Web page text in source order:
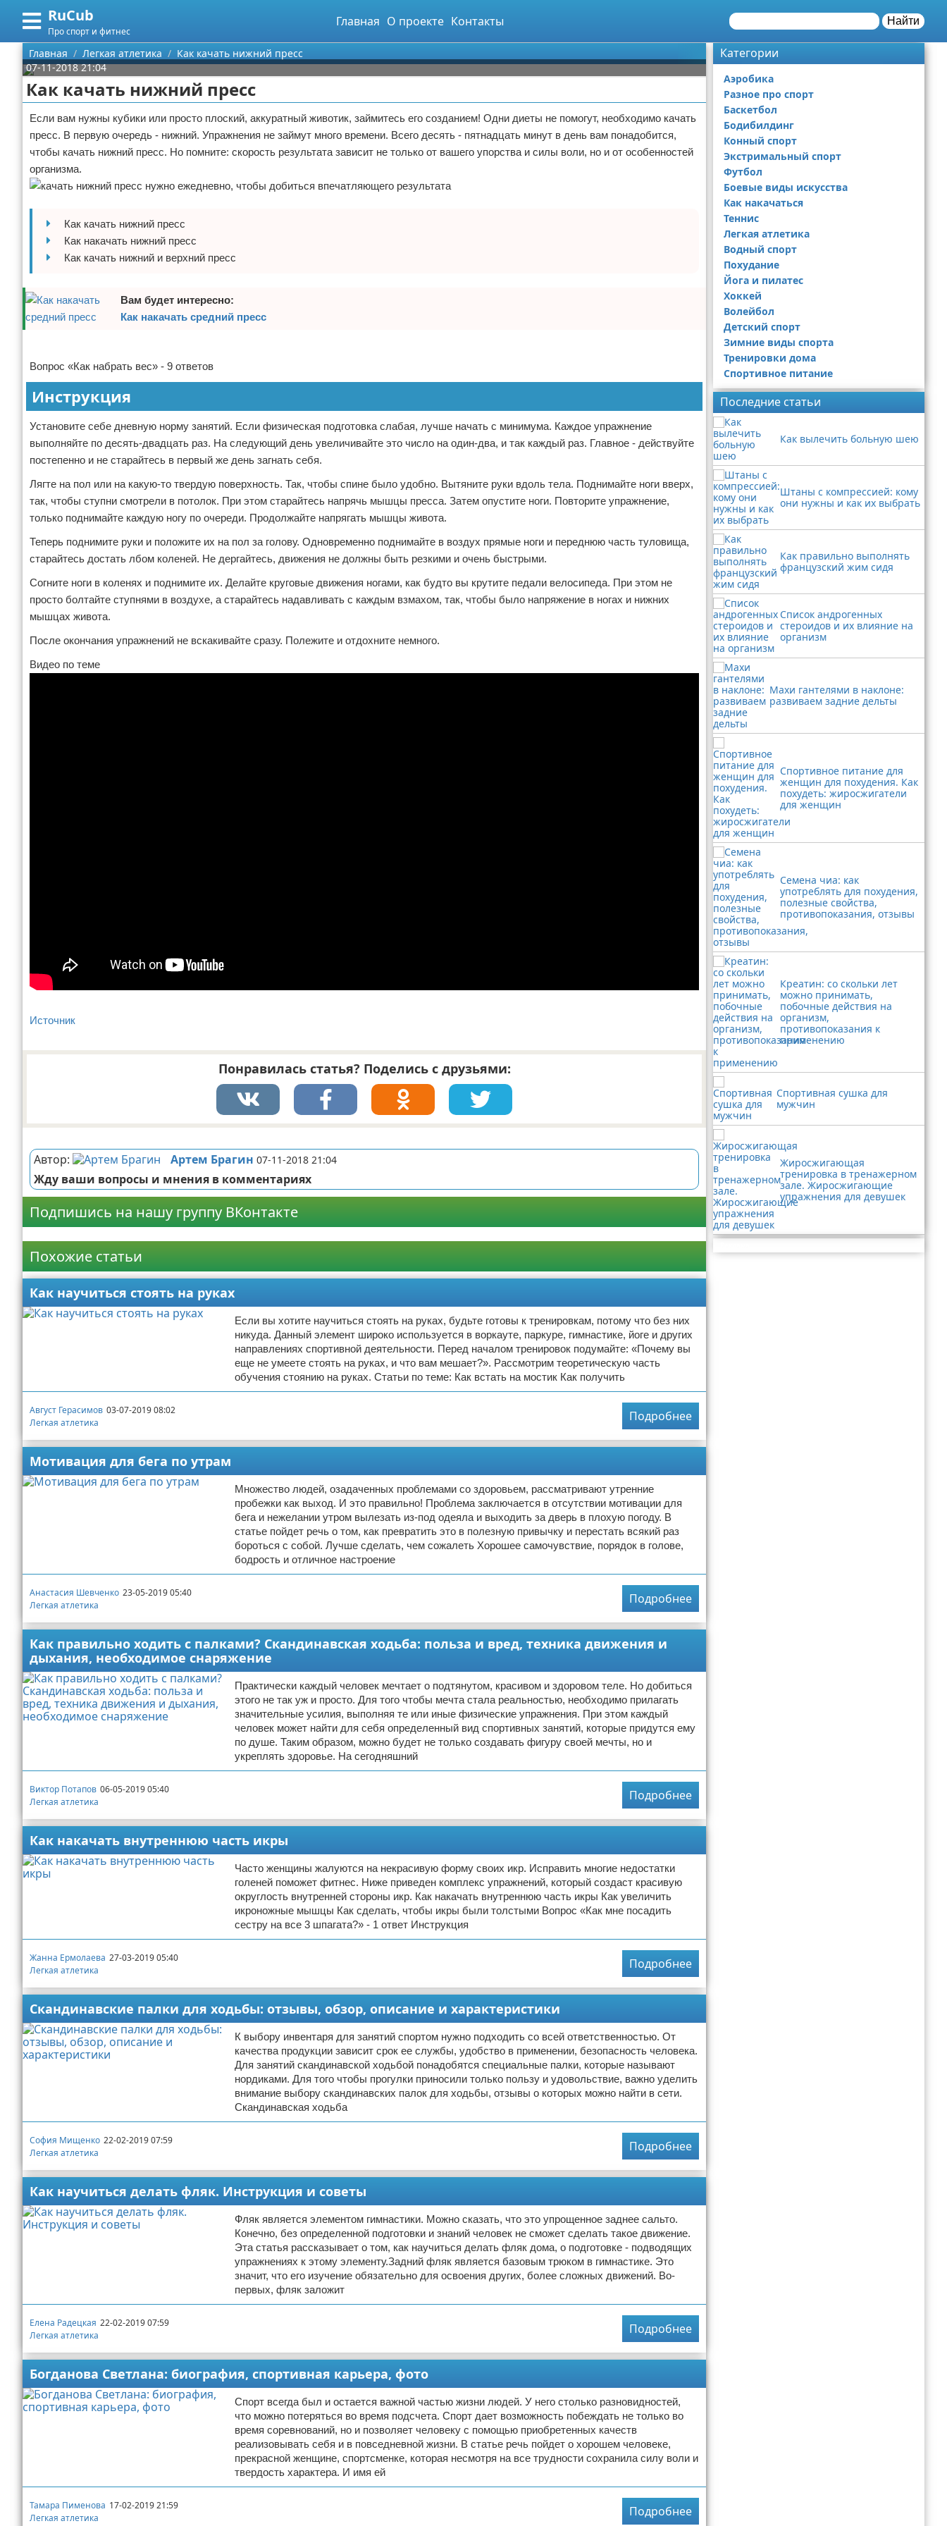
RuCub
Про спорт и фитнес
Главная О проекте Контакты Найти
Меню
Главная
Категории
Аэробика
Разное про спорт
Баскетбол
Бодибилдинг
Конный спорт
Экстримальный спорт
Футбол
Боевые виды искусства
Как накачаться
Теннис
Легкая атлетика
Водный спорт
Похудание
Йога и пилатес
Хоккей
Волейбол
Детский спорт
Поиск
О проекте
Контакты
Сотрудничество
Размещение рекламы
Для правообладателей
Условия предоставления информации
Отказ от ответственности
Главная Легкая атлетика
Как качать нижний пресс
07-11-2018 21:04
Как качать нижний пресс
Если вам нужны кубики или просто плоский, аккуратный животик, займитесь его созданием! Одни диеты не помогут, необходимо качать
пресс. В первую очередь - нижний. Упражнения не займут много времени. Всего десять - пятнадцать минут в день вам понадобится,
чтобы качать нижний пресс. Но помните: скорость результата зависит не только от вашего упорства и силы воли, но и от особенностей
организма.
Как качать нижний пресс
Как накачать нижний пресс
Как качать нижний и верхний пресс
Вам будет интересно:
Как накачать средний пресс
Вопрос «Как набрать вес» - 9 ответов
Инструкция
Установите себе дневную норму занятий. Если физическая подготовка слабая, лучше начать с минимума. Каждое упражнение
выполняйте по десять-двадцать раз. На следующий день увеличивайте это число на один-два, и так каждый раз. Главное - действуйте
постепенно и не старайтесь в первый же день загнать себя.
Лягте на пол или на какую-то твердую поверхность. Так, чтобы спине было удобно. Вытяните руки вдоль тела. Поднимайте ноги вверх,
так, чтобы ступни смотрели в потолок. При этом старайтесь напрячь мышцы пресса. Затем опустите ноги. Повторите упражнение,
только поднимайте каждую ногу по очереди. Продолжайте напрягать мышцы живота.
Теперь поднимите руки и положите их на пол за голову. Одновременно поднимайте в воздух прямые ноги и переднюю часть туловища,
старайтесь достать лбом коленей. Не дергайтесь, движения не должны быть резкими и очень быстрыми.
Согните ноги в коленях и поднимите их. Делайте круговые движения ногами, как будто вы крутите педали велосипеда. При этом не
просто болтайте ступнями в воздухе, а старайтесь надавливать с каждым взмахом, так, чтобы было напряжение в ногах и нижних
мышцах живота.
После окончания упражнений не вскакивайте сразу. Полежите и отдохните немного.
Видео по теме
Источник
Понравилась статья? Поделись с друзьями:
Автор: Артем Брагин 07-11-2018 21:04
Жду ваши вопросы и мнения в комментариях
Подпишись на нашу группу ВКонтакте
Похожие статьи
Как научиться стоять на руках
Если вы хотите научиться стоять на руках, будьте готовы к тренировкам, потому что без них
никуда. Данный элемент широко используется в воркауте, паркуре, гимнастике, йоге и других
направлениях спортивной деятельности. Перед началом тренировок подумайте: «Почему вы
еще не умеете стоять на руках, и что вам мешает?». Рассмотрим теоретическую часть
обучения стоянию на руках. Статьи по теме: Как встать на мостик Как получить
Август Герасимов 03-07-2019 08:02
Легкая атлетика
Подробнее
Мотивация для бега по утрам
Множество людей, озадаченных проблемами со здоровьем, рассматривают утренние
пробежки как выход. И это правильно! Проблема заключается в отсутствии мотивации для
бега и нежелании утром вылезать из-под одеяла и выходить за дверь в плохую погоду. В
статье пойдет речь о том, как превратить это в полезную привычку и перестать всякий раз
бороться с собой. Лучше сделать, чем сожалеть Хорошее самочувствие, порядок в голове,
бодрость и отличное настроение
Анастасия Шевченко 23-05-2019 05:40
Легкая атлетика
Подробнее
Как правильно ходить с палками? Скандинавская ходьба: польза и вред, техника движения и
дыхания, необходимое снаряжение
Практически каждый человек мечтает о подтянутом, красивом и здоровом теле. Но добиться
этого не так уж и просто. Для того чтобы мечта стала реальностью, необходимо прилагать
значительные усилия, выполняя те или иные физические упражнения. При этом каждый
человек может найти для себя определенный вид спортивных занятий, которые придутся ему
по душе. Таким образом, можно будет не только создавать фигуру своей мечты, но и
укреплять здоровье. На сегодняшний
Виктор Потапов 06-05-2019 05:40
Легкая атлетика
Подробнее
Как накачать внутреннюю часть икры
Часто женщины жалуются на некрасивую форму своих икр. Исправить многие недостатки
голеней поможет фитнес. Ниже приведен комплекс упражнений, который создаст красивую
округлость внутренней стороны икр. Как накачать внутреннюю часть икры Как увеличить
икроножные мышцы Как сделать, чтобы икры были толстыми Вопрос «Как мне посадить
сестру на все 3 шпагата?» - 1 ответ Инструкция
Жанна Ермолаева 27-03-2019 05:40
Легкая атлетика
Подробнее
Скандинавские палки для ходьбы: отзывы, обзор, описание и характеристики
К выбору инвентаря для занятий спортом нужно подходить со всей ответственностью. От
качества продукции зависит срок ее службы, удобство в применении, безопасность человека.
Для занятий скандинавской ходьбой понадобятся специальные палки, которые называют
нордиками. Для того чтобы прогулки приносили только пользу и удовольствие, важно уделить
внимание выбору скандинавских палок для ходьбы, отзывы о которых можно найти в сети.
Скандинавская ходьба
София Мищенко 22-02-2019 07:59
Легкая атлетика
Подробнее
Как научиться делать фляк. Инструкция и советы
Фляк является элементом гимнастики. Можно сказать, что это упрощенное заднее сальто.
Конечно, без определенной подготовки и знаний человек не сможет сделать такое движение.
Эта статья рассказывает о том, как научиться делать фляк дома, о подготовке - подводящих
упражнениях к этому элементу.Задний фляк является базовым трюком в гимнастике. Это
значит, что его изучение обязательно для освоения других, более сложных движений. Во-
первых, фляк заложит
Елена Радецкая 22-02-2019 07:59
Легкая атлетика
Подробнее
Богданова Светлана: биография, спортивная карьера, фото
Спорт всегда был и остается важной частью жизни людей. У него столько разновидностей,
что можно потеряться во время подсчета. Спорт дает возможность побеждать не только во
время соревнований, но и позволяет человеку с помощью приобретенных качеств
реализовывать себя и в повседневной жизни. В статье речь пойдет о хорошем человеке,
прекрасной женщине, спортсменке, которая несмотря на все трудности сохранила силу воли и
твердость характера. И имя ей
Тамара Пименова 17-02-2019 21:59
Легкая атлетика
Подробнее
Категории
Аэробика
Разное про спорт
Баскетбол
Бодибилдинг
Конный спорт
Экстримальный спорт
Футбол
Боевые виды искусства
Как накачаться
Теннис
Легкая атлетика
Водный спорт
Похудание
Йога и пилатес
Хоккей
Волейбол
Детский спорт
Зимние виды спорта
Тренировки дома
Спортивное питание
Последние статьи
Как вылечить больную шею
Штаны с компрессией: кому
они нужны и как их выбрать
Как правильно выполнять
французский жим сидя
Список андрогенных
стероидов и их влияние на
организм
Махи гантелями в наклоне:
развиваем задние дельты
Спортивное питание для
женщин для похудения. Как
похудеть: жиросжигатели
для женщин
Семена чиа: как
употреблять для похудения,
полезные свойства,
противопоказания, отзывы
Креатин: со скольки лет
можно принимать,
побочные действия на
организм,
противопоказания к
применению
Спортивная сушка для
мужчин
Жиросжигающая
тренировка в тренажерном
зале. Жиросжигающие
упражнения для девушек